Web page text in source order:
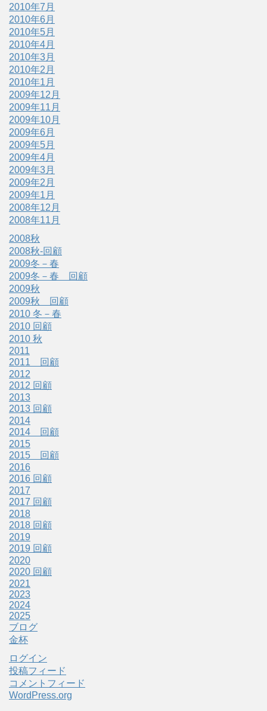
2010年7月
2010年6月
2010年5月
2010年4月
2010年3月
2010年2月
2010年1月
2009年12月
2009年11月
2009年10月
2009年6月
2009年5月
2009年4月
2009年3月
2009年2月
2009年1月
2008年12月
2008年11月
2008秋
2008秋-回顧
2009冬－春
2009冬－春 回顧
2009秋
2009秋 回顧
2010 冬－春
2010 回顧
2010 秋
2011
2011 回顧
2012
2012 回顧
2013
2013 回顧
2014
2014 回顧
2015
2015 回顧
2016
2016 回顧
2017
2017 回顧
2018
2018 回顧
2019
2019 回顧
2020
2020 回顧
2021
2023
2024
2025
ブログ
金杯
ログイン
投稿フィード
コメントフィード
WordPress.org